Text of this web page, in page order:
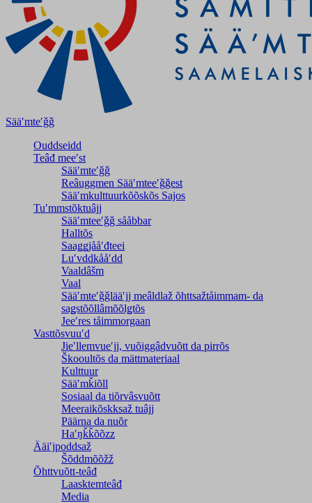
Sääʹmteʹǧǧ
Ouddseidd
Teâđ meeʹst
Sääʹmteʹǧǧ
Reâuggmen Sääʹmteeʹǧǧest
Sääʹmkulttuurkõõskõs Sajos
Tuʹmmstõktuâjj
Sääʹmteeʹǧǧ sååbbar
Halltõs
Saaǥǥjååʹđteei
Luʹvddkååʹdd
Vaaldâšm
Vaal
Sääʹmteʹǧǧlääʹjj meâldlaž õhttsažtåimmam- da
saǥstõõllâmõõlǥtõs
Jeeʹres tåimmorgaan
Vasttõsvuuʹd
Jieʹllemvueʹjj, vuõiggâdvuõtt da pirrõs
Škooultõs da mättmateriaal
Kulttuur
Sääʹmǩiõll
Sosiaal da tiõrvâsvuõtt
Meeraikõskksaž tuâjj
Päärna da nuõr
Haʹŋǩǩõõzz
Ääiʹjpoddsaž
Šõddmõõžž
Õhttvuõtt-teâđ
Laasktemteâđ
Media